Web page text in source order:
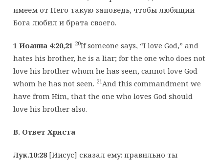
имеем от Него такую заповедь, чтобы любящий
Бога любил и брата своего.
1 Иоанна 4:20,21 20If someone says, “I love God,” and
hates his brother, he is a liar; for the one who does not
love his brother whom he has seen, cannot love God
whom he has not seen. 21And this commandment we
have from Him, that the one who loves God should
love his brother also.
B. Ответ Христа
Лук.10:28 [Иисус] сказал ему: правильно ты